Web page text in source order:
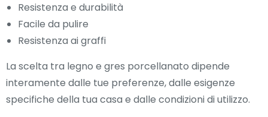
Resistenza e durabilità
Facile da pulire
Resistenza ai graffi
La scelta tra legno e gres porcellanato dipende
interamente dalle tue preferenze, dalle esigenze
specifiche della tua casa e dalle condizioni di utilizzo.